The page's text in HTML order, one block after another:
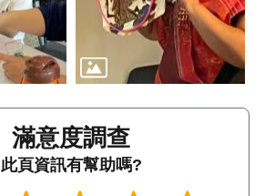
滿意度調查
此頁資訊有幫助嗎?